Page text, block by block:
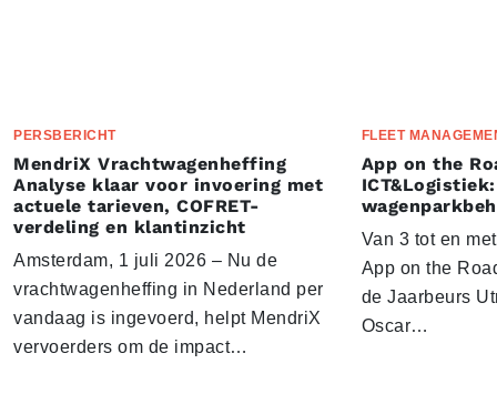
PERSBERICHT
MendriX Vrachtwagenheffing
Analyse klaar voor invoering met
actuele tarieven, COFRET-
verdeling en klantinzicht
Amsterdam, 1 juli 2026 – Nu de
vrachtwagenheffing in Nederland per
vandaag is ingevoerd, helpt MendriX
vervoerders om de impact…
FLEET
App on the
Van 3 tot en
App on the
de Jaarbeurs
Oscar…